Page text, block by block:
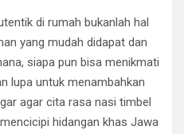
di rumah bukanlah hal
yang mudah didapat dan
siapa pun bisa menikmati
lupa untuk menambahkan
agar cita rasa nasi timbel
hidangan khas Jawa